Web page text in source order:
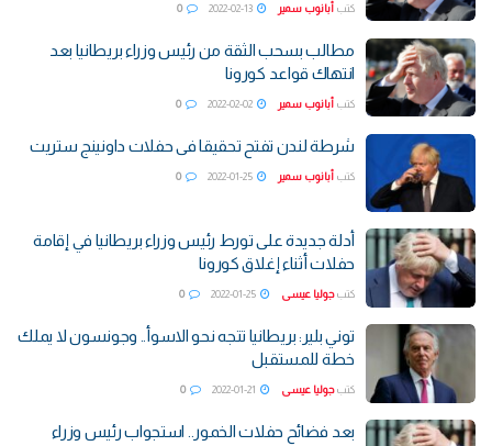
كتب أبانوب سمير 0
مطالب بسحب الثقة من رئيس وزراء بريطانيا بعد
انتهاك قواعد كورونا
كتب أبانوب سمير 0
شرطة لندن تفتح تحقيقا فى حفلات داونينج ستريت
كتب أبانوب سمير 0
أدلة جديدة على تورط رئيس وزراء بريطانيا في إقامة
حفلات أثناء إغلاق كورونا
كتب جوليا عيسى 0
توني بلير: بريطانيا تتجه نحو الاسوأ.. وجونسون لا يملك
خطة للمستقبل
كتب جوليا عيسى 0
بعد فضائح حفلات الخمور.. استجواب رئيس وزراء